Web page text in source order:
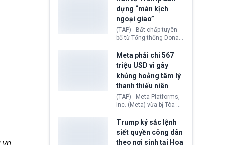
thể và siết chặt kiểm
soát xuất khẩu máy bay
không người lái (UAV)
sang Hoa Kỳ. Động thái
này nhằm đáp trả các
biện pháp hạn chế
thương mại, áp thuế mới
cùng lệnh cấm công
nghệ gần đây từ phía
Washington.
dựng “màn kịch
ngoại giao”
(TAP) - Bất chấp tuyên
bố từ Tổng thống Donald
Trump về tiến trình đàm
phán hòa bình, Iran
khẳng định chưa có bất
kỳ thỏa thuận nào.
Tehran cho rằng, Hoa Kỳ
chỉ đang dàn dựng “màn
kịch ngoại giao” để xoa
dịu căng thẳng.
Meta phải chi 567
triệu USD vì gây
khủng hoảng tâm lý
thanh thiếu niên
(TAP) - Meta Platforms,
Inc. (Meta) vừa bị Tòa án
bang New Mexico yêu
cầu đóng góp 567 triệu
USD vào một quỹ khắc
phục hậu quả. Quyết
Trump ký sắc lệnh
siết quyền công dân
theo nơi sinh tại Hoa